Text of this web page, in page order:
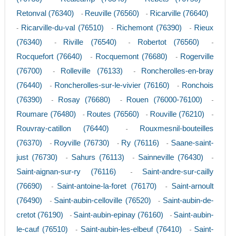
Retonval (76340) - Reuville (76560) - Ricarville (76640)
- Ricarville-du-val (76510) - Richemont (76390) - Rieux
(76340)
- Riville (76540) - Robertot (76560) -
Rocquefort (76640) - Rocquemont (76680) - Rogerville
(76700)
- Rolleville (76133) -
Roncherolles-en-bray
(76440)
- Roncherolles-sur-le-vivier (76160) - Ronchois
(76390)
- Rosay (76680) - Rouen (76000-76100) -
Roumare (76480) - Routes (76560) - Rouville (76210) -
Rouvray-catillon (76440) -
Rouxmesnil-bouteilles
(76370)
- Royville (76730) - Ry (76116) - Saane-saint-
just (76730)
- Sahurs (76113) - Sainneville (76430) -
Saint-aignan-sur-ry (76116) - Saint-andre-sur-cailly
(76690)
- Saint-antoine-la-foret (76170) - Saint-arnoult
(76490)
- Saint-aubin-celloville (76520) - Saint-aubin-de-
cretot (76190)
- Saint-aubin-epinay (76160) - Saint-aubin-
le-cauf (76510)
- Saint-aubin-les-elbeuf (76410) - Saint-